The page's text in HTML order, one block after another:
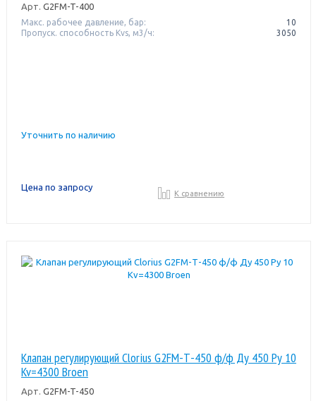
Арт. G2FM-T-400
Макс. рабочее давление, бар:
10
Пропуск. способность Kvs, м3/ч:
3050
Уточнить по наличию
Цена по запросу
К сравнению
Клапан регулирующий Clorius G2FM-Т-450 ф/ф Ду 450 Ру 10
Kv=4300 Broen
Арт. G2FM-T-450